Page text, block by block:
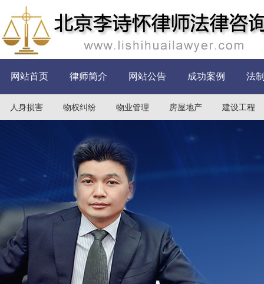
网站首页 律师简介 网站公告 成功案例 法
人身损害 物权纠纷 物业管理 房屋地产 建设工程